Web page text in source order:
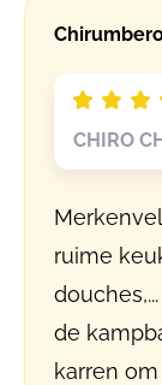
CHIRO
ruime
de
karren